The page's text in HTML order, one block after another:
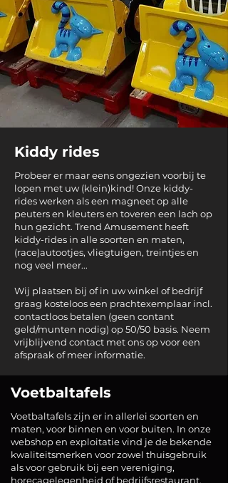
Kiddy rides
Probeer er maar eens ongezien voorbij te
lopen met uw (klein)kind! Onze kiddy-
rides werken als een magneet op alle
peuters en kleuters en toveren een lach op
hun gezicht. Trend Amusement heeft
kiddy-rides in alle soorten en maten,
(race)autootjes, vliegtuigen, treintjes en
nog veel meer...
Wij plaatsen bij of in uw winkel of bedrijf
graag kosteloos een prachtexemplaar incl.
contactloos betalen (geen contant
geld/munten nodig) op 50/50 basis. Neem
vrijblijvend contact met ons op voor een
afspraak of meer informatie.
Voetbaltafels
Voetbaltafels zijn er in allerlei soorten en
maten, voor binnen en voor buiten. In onze
webshop en exploitatie vind je de bekende
kwaliteitsmerken voor zowel thuisgebruik
als voor gebruik bij een vereniging,
horecagelegenheid of bedrijfsrestaurant,